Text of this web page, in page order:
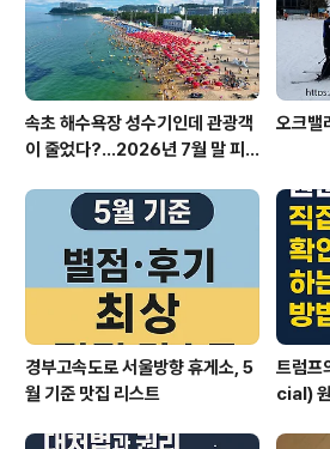
요.파워 큐브 랜덤 박스 판..
속초 해수욕장 성수기인데 관광객
이 줄었다?…2026년 7월 말 피
오크밸
경부고속도로 서울방향 휴게소, 5
월 기준 맛집 리스트
트럼
cial)